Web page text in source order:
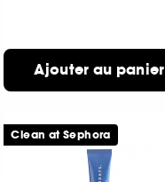
Ajouter au panier
Clean at Sephora